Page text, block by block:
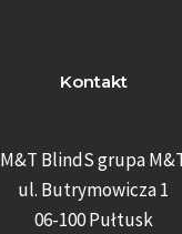
Kontakt
M&T BlindS grupa
ul. Butrymowicza 1
06-100 Pułtusk